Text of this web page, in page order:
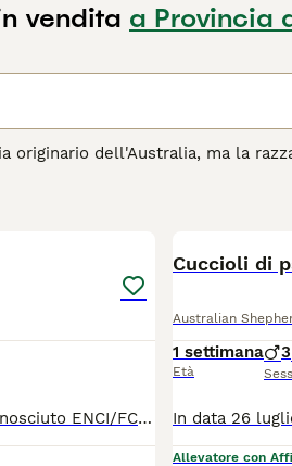
vendita a Provincia
originario dell'Australia, ma la
l'Aussie rimane uno dei più
In data 22 luglio 2026, presso l'allevamento riconosciuto ENCI/FCI Of Mistral's Kiss, in provincia di Pistoia, è nata una cucciolata di pastore australiano. Da mamma Mela e papà Aslan sono nati 5 stupendi cuccioli. Abbiamo disponibili: -1 femmina blue merle -1 femmina red merle -2 femmine nere tricolore -1 maschio rosso tricolore. Tutti i cuccioli hanno la coda lunga. I cuccioli saranno consegnati a partire dal 60esimo giorno di vita con vaccino, 3 sverminazioni, microchip ed iscrizione all'anagrafe canina, visita oculistica specialistica, puppy kit, certificato di buona salute, fattura e pedigree ENCI. I genitori sono testati per la displasia di anca e gomito con risultati ufficiali, esenti dalle principali patologie genetiche di razza. Maggiori informazioni SOLO telefonicamente. Prezzi da 1000 a 1500 euro.
Cuccioli di
Australian
1 settimana
Età
3
Allevatore con